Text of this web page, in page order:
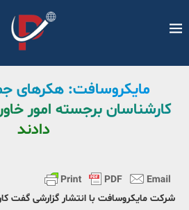
مایکروسافت: هکرهای
کارشناسان برجسته امور
دادند
شرکت مایکروسافت با انتشار گزارشی گفت